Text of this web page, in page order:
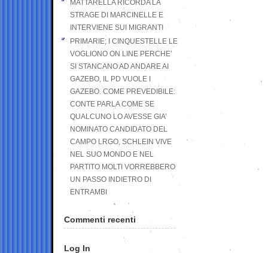
MATTARELLA RICORDA LA
STRAGE DI MARCINELLE E
INTERVIENE SUI MIGRANTI
PRIMARIE; I CINQUESTELLE LE
VOGLIONO ON LINE PERCHE’
SI STANCANO AD ANDARE AI
GAZEBO, IL PD VUOLE I
GAZEBO. COME PREVEDIBILE:
CONTE PARLA COME SE
QUALCUNO LO AVESSE GIA’
NOMINATO CANDIDATO DEL
CAMPO LRGO, SCHLEIN VIVE
NEL SUO MONDO E NEL
PARTITO MOLTI VORREBBERO
UN PASSO INDIETRO DI
ENTRAMBI
Commenti recenti
Log In